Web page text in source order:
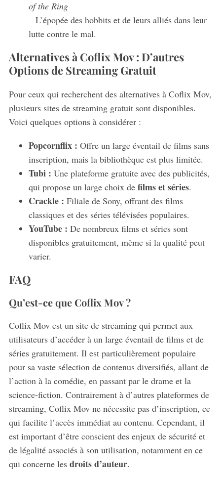
of the Ring
– L’épopée des hobbits et de leurs alliés dans leur
lutte contre le mal.
Alternatives à Coflix Mov : D’autres
Options de Streaming Gratuit
Pour ceux qui recherchent des alternatives à Coflix Mov,
plusieurs sites de streaming gratuit sont disponibles.
Voici quelques options à considérer :
Popcornflix : Offre un large éventail de films sans
inscription, mais la bibliothèque est plus limitée.
Tubi : Une plateforme gratuite avec des publicités,
qui propose un large choix de films et séries.
Crackle : Filiale de Sony, offrant des films
classiques et des séries télévisées populaires.
YouTube : De nombreux films et séries sont
disponibles gratuitement, même si la qualité peut
varier.
FAQ
Qu’est-ce que Coflix Mov ?
Coflix Mov est un site de streaming qui permet aux
utilisateurs d’accéder à un large éventail de films et de
séries gratuitement. Il est particulièrement populaire
pour sa vaste sélection de contenus diversifiés, allant de
l’action à la comédie, en passant par le drame et la
science-fiction. Contrairement à d’autres plateformes de
streaming, Coflix Mov ne nécessite pas d’inscription, ce
qui facilite l’accès immédiat au contenu. Cependant, il
est important d’être conscient des enjeux de sécurité et
de légalité associés à son utilisation, notamment en ce
qui concerne les droits d’auteur.
S
e
a
r
h